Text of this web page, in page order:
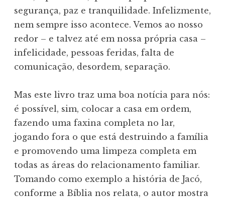
segurança, paz e tranquilidade. Infelizmente,
nem sempre isso acontece. Vemos ao nosso
redor – e talvez até em nossa própria casa –
infelicidade, pessoas feridas, falta de
comunicação, desordem, separação.
Mas este livro traz uma boa notícia para nós:
é possível, sim, colocar a casa em ordem,
fazendo uma faxina completa no lar,
jogando fora o que está destruindo a família
e promovendo uma limpeza completa em
todas as áreas do relacionamento familiar.
Tomando como exemplo a história de Jacó,
conforme a Bíblia nos relata, o autor mostra